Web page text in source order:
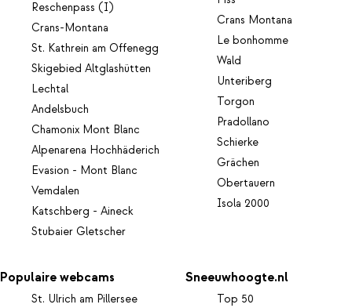
Reschenpass (I)
Crans-Montana
St. Kathrein am Offenegg
Skigebied Altglashütten
Lechtal
Andelsbuch
Chamonix Mont Blanc
Alpenarena Hochhäderich
Evasion - Mont Blanc
Vemdalen
Katschberg - Aineck
Stubaier Gletscher
Crans Montana
Le bonhomme
Wald
Unteriberg
Torgon
Pradollano
Schierke
Grächen
Obertauern
Isola 2000
Populaire webcams
St. Ulrich am Pillersee
Sneeuwhoogte.nl
Top 50